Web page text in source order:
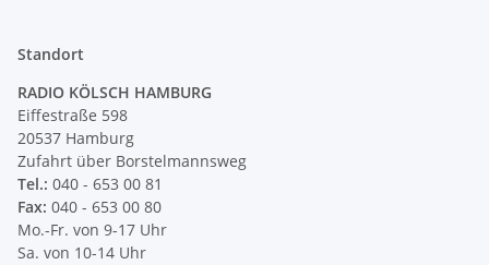
Standort
RADIO KÖLSCH HAMBURG
Eiffestraße 598
20537 Hamburg
Zufahrt über Borstelmannsweg
Tel.: 040 - 653 00 81
Fax: 040 - 653 00 80
Mo.-Fr. von 9-17 Uhr
Sa. von 10-14 Uhr